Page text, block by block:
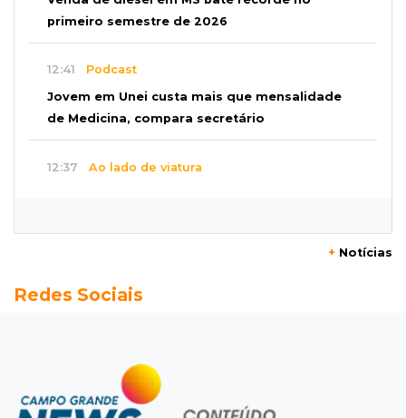
primeiro semestre de 2026
12:41 Podcast
Jovem em Unei custa mais que mensalidade
de Medicina, compara secretário
12:37 Ao lado de viatura
Adriane relata violência política e reforça
Amigos se despedem de Scalise e recordam
criatividade sem limites
+ Notícias
Redes Sociais